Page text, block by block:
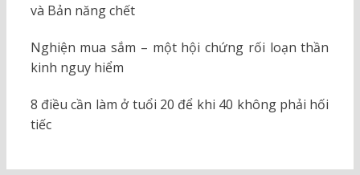
và Bản năng chết
Nghiện mua sắm – một hội chứng rối loạn thần
kinh nguy hiểm
8 điều cần làm ở tuổi 20 để khi 40 không phải hối
tiếc